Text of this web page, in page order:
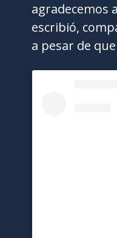
agradecemos
escribió,
a pesar de